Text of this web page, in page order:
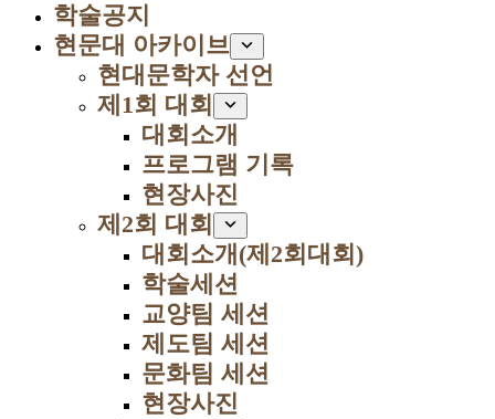
학술공지
현문대 아카이브
현대문학자 선언
제1회 대회
대회소개
프로그램 기록
현장사진
제2회 대회
대회소개(제2회대회)
학술세션
교양팀 세션
제도팀 세션
문화팀 세션
현장사진